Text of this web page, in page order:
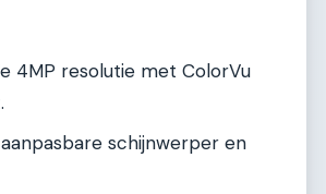
4MP resolutie met ColorVu
schijnwerper en